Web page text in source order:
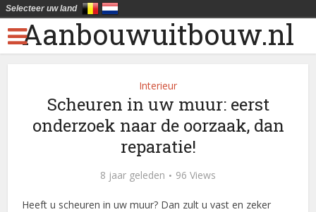
Aanbouwuitbouw.nl
Interieur
Scheuren in uw muur: eerst
onderzoek naar de oorzaak, dan
reparatie!
8 jaar geleden 96 Views
Heeft u scheuren in uw muur? Dan zult u vast en zeker
Selecteer uw land